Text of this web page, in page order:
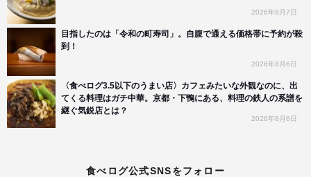
2026年8月7日
目指したのは「令和の町寿司」。自腹で通える価格帯に予約が殺
到！
2026年8月6日
〈食べログ3.5以下のうまい店〉カフェみたいな外観なのに、出
てくる料理はガチ中華。京都・下鴨にある、料理の鉄人の系譜を
継ぐ気鋭店とは？
2026年8月6日
食べログ公式SNSをフォロー